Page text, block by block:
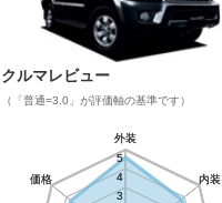
クルマレビュー
（「普通=3.0」が評価軸の基準です）
外装
内装
価格
3
4
5
外装
内装
価格
3
4
5